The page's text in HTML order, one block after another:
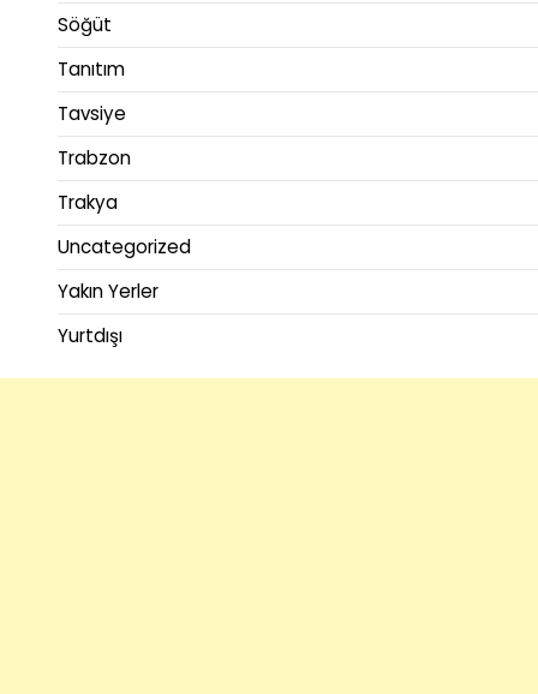
Söğüt
Tanıtım
Tavsiye
Trabzon
Trakya
Uncategorized
Yakın Yerler
Yurtdışı